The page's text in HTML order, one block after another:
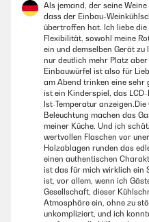
Als jemand, der seine
dass der Einbau-
übertroffen hat. Ich liebe
Flexibilität, sowohl meine
ein und demselben Gerät
nur deutlich mehr Platz
Einbauwürfel ist also für
am Abend trinken eine sehr
ist ein Kinderspiel, das
Ist-Temperatur
Beleuchtung machen das
meiner Küche. Und ich
wertvollen Flaschen vor
Holzablagen runden das
einen authentischen
ist das für mich wirklich ein
ist, vor allem, wenn ich
Gesellschaft, dieser
Atmosphäre ein, ohne zu
unkompliziert, und ich